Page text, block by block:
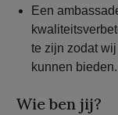
Een
te zijn zodat
kunnen bieden.
Wie ben jij?